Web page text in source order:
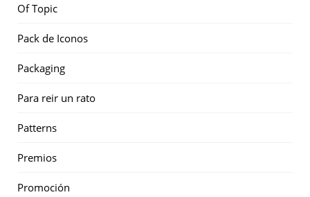
Of Topic
Pack de Iconos
Packaging
Para reir un rato
Patterns
Premios
Promoción